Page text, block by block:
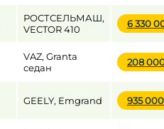
РОСТСЕЛЬМАШ,
VECTOR 410
6 330
VAZ, Granta
седан
208
GEELY, Emgrand 935